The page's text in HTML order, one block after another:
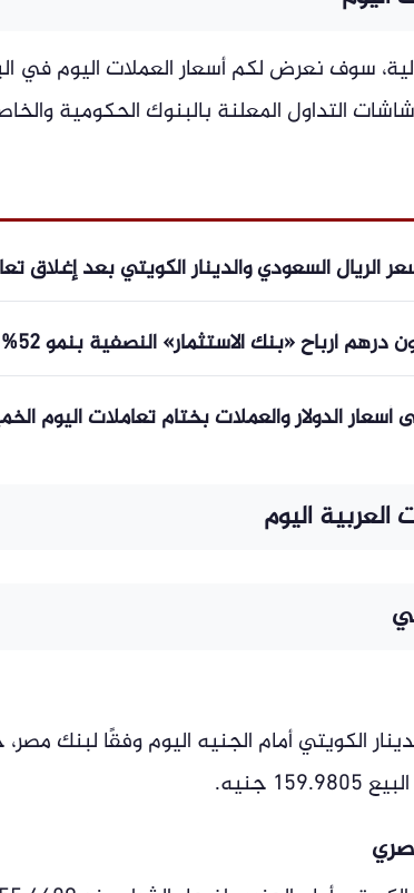
سوف نعرض لكم أسعار العملات اليوم في
التداول المعلنة بالبنوك الحكومية
الريال السعودي والدينار الكويتي بعد إغلاق
الدولار والعملات بختام تعاملات اليوم
العربية اليوم
جنيه.